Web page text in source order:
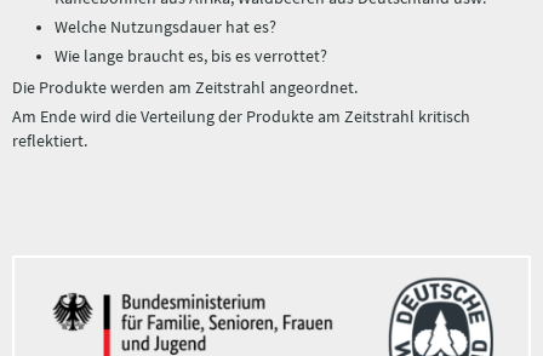
Welche Nutzungsdauer hat es?
Wie lange braucht es, bis es verrottet?
Die Produkte werden am Zeitstrahl angeordnet.
Am Ende wird die Verteilung der Produkte am Zeitstrahl kritisch
reflektiert.